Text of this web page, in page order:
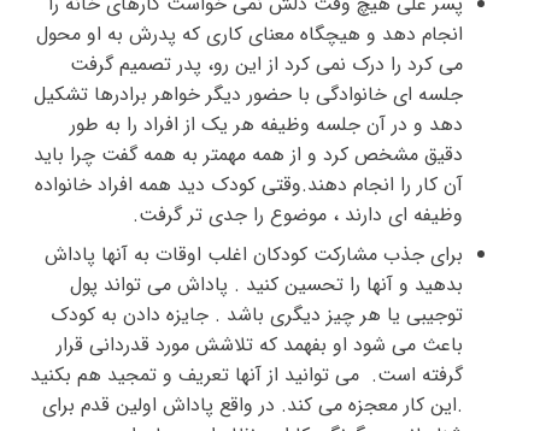
انجام دهد و هیچگاه معنای کاری که پدرش به او محول
می کرد را درک نمی کرد از این رو، پدر تصمیم گرفت
جلسه ای خانوادگی با حضور دیگر خواهر برادرها تشکیل
دهد و در آن جلسه وظیفه هر یک از افراد را به طور
دقیق مشخص کرد و از همه مهمتر به همه گفت چرا باید
آن کار را انجام دهند.وقتی کودک دید همه افراد خانواده
وظیفه ای دارند ، موضوع را جدی تر گرفت.
برای جذب مشارکت کودکان اغلب اوقات به آنها پاداش
بدهید و آنها را تحسین کنید . پاداش می تواند پول
توجیبی یا هر چیز دیگری باشد . جایزه دادن به کودک
باعث می شود او بفهمد که تلاشش مورد قدردانی قرار
گرفته است. می توانید از آنها تعریف و تمجید هم بکنید
.این کار معجزه می کند. در واقع پاداش اولین قدم برای